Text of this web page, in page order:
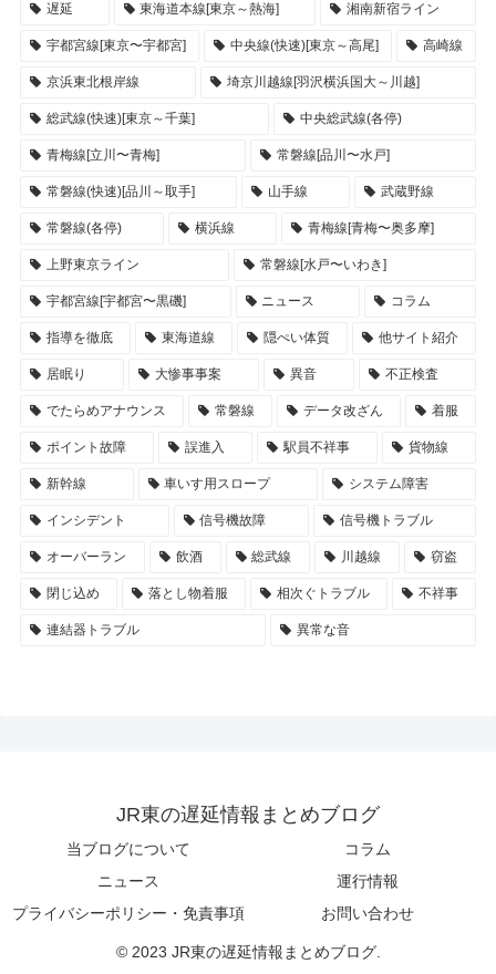
遅延 東海道本線[東京～熱海] 湘南新宿ライン
宇都宮線[東京〜宇都宮] 中央線(快速)[東京～高尾] 高崎線
京浜東北根岸線 埼京川越線[羽沢横浜国大～川越]
総武線(快速)[東京～千葉] 中央総武線(各停)
青梅線[立川〜青梅] 常磐線[品川〜水戸]
常磐線(快速)[品川～取手] 山手線 武蔵野線
常磐線(各停) 横浜線 青梅線[青梅〜奥多摩]
上野東京ライン 常磐線[水戸〜いわき]
宇都宮線[宇都宮〜黒磯] ニュース コラム
指導を徹底 東海道線 隠ぺい体質 他サイト紹介
居眠り 大惨事事案 異音 不正検査
でたらめアナウンス 常磐線 データ改ざん 着服
ポイント故障 誤進入 駅員不祥事 貨物線
新幹線 車いす用スロープ システム障害
インシデント 信号機故障 信号機トラブル
オーバーラン 飲酒 総武線 川越線 窃盗
閉じ込め 落とし物着服 相次ぐトラブル 不祥事
連結器トラブル 異常な音
JR東の遅延情報まとめブログ
当ブログについて
コラム
ニュース
運行情報
プライバシーポリシー・免責事項
お問い合わせ
© 2023 JR東の遅延情報まとめブログ.